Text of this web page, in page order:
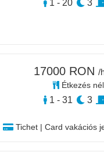
1 - 20 3
Tichet | Card vakációs
17000 RON /
Étkezés
1 - 31 3